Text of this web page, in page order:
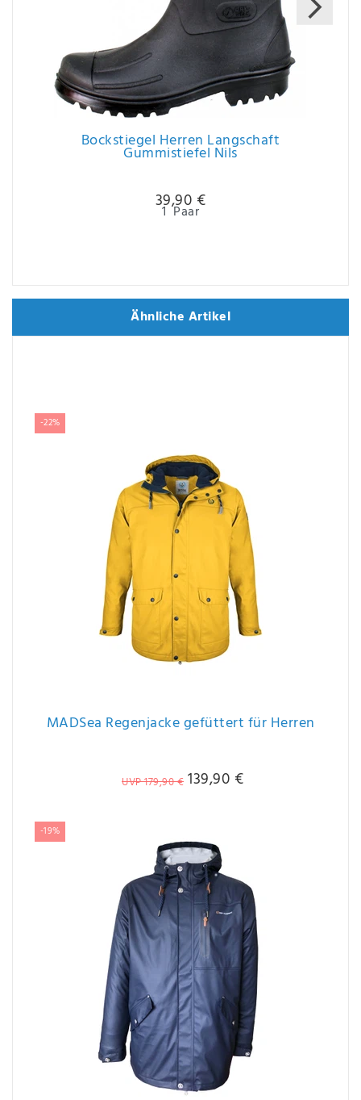
Bockstiegel Herren Langschaft
Gummistiefel Nils
39,90 €
1 Paar
Ähnliche Artikel
-22%
MADSea Regenjacke gefüttert für Herren
UVP 179,90 € 139,90 €
-19%